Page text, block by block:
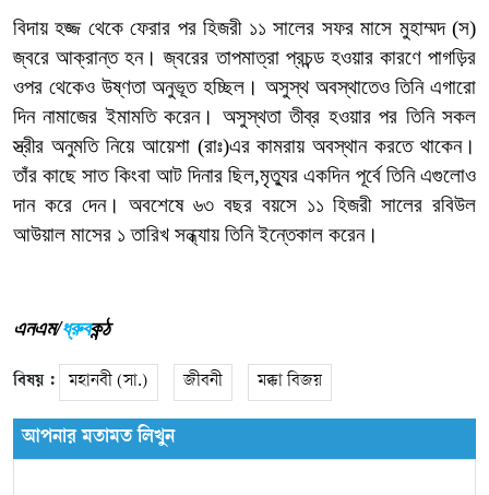
বিদায় হজ্জ থেকে ফেরার পর হিজরী১১সালের সফর মাসে মুহাম্মদ(স)
জ্বরে আক্রান্ত হন। জ্বরের তাপমাত্রা প্রচন্ড হওয়ার কারণে পাগড়ির
ওপর থেকেও উষ্ণতা অনুভূত হচ্ছিল। অসুস্থ অবস্থাতেও তিনি এগারো
দিন নামাজের ইমামতি করেন। অসুস্থতা তীব্র হওয়ার পর তিনি সকল
স্ত্রীর অনুমতি নিয়ে আয়েশা(রাঃ)এর কামরায় অবস্থান করতে থাকেন।
তাঁর কাছে সাত কিংবা আট দিনার ছিল,মৃত্যুর একদিন পূর্বে তিনি এগুলোও
দান করে দেন। অবশেষে ৬৩বছর বয়সে ১১হিজরী সালের রবিউল
আউয়াল মাসের ১তারিখ সন্ধ্যায় তিনি ইন্তেকাল করেন।
এনএম/ধ্রুবকন্ঠ
বিষয় : মহানবী (সা.) জীবনী মক্কা বিজয়
আপনার মতামত লিখুন